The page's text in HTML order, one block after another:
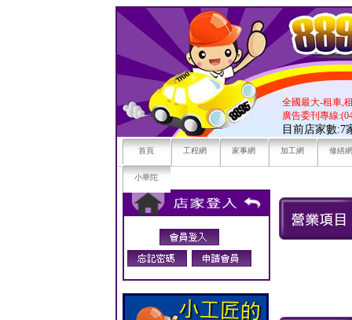
全國最大-租車,
廣告委刊專線
目前店家數
首頁 工程網 家事網 加工網 修繕網
小華陀